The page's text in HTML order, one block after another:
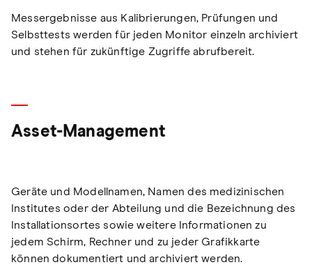
Messergebnisse aus Kalibrierungen, Prüfungen und
Selbsttests werden für jeden Monitor einzeln archiviert
und stehen für zukünftige Zugriffe abrufbereit.
Asset-Management
Geräte und Modellnamen, Namen des medizinischen
Institutes oder der Abteilung und die Bezeichnung des
Installationsortes sowie weitere Informationen zu
jedem Schirm, Rechner und zu jeder Grafikkarte
können dokumentiert und archiviert werden.